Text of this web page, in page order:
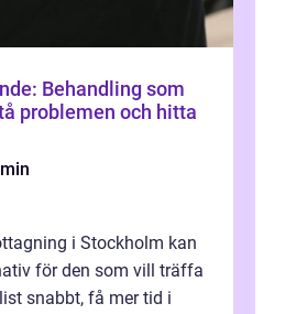
Behandling som
problemen och hitta
i Stockholm kan
för den som vill träffa
snabbt, få mer tid i